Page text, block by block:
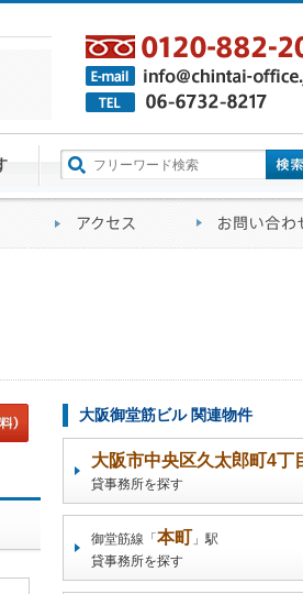
大阪御堂筋ビル 関連物件
大阪市中央区久太郎町4丁
貸事務所を探す
御堂筋線「 本町 」駅
貸事務所を探す